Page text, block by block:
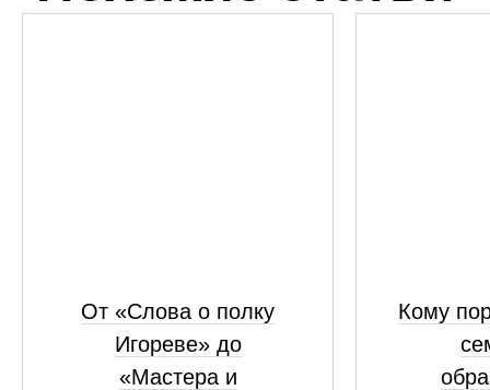
От «Слова о полку
Игореве» до
«Мастера и
Кому